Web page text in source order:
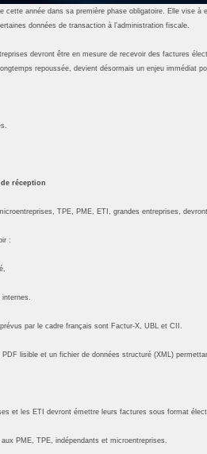
cette année dans sa première phase obligatoire. Elle vise
données de transaction à l’administration fiscale.​
devront être en mesure de recevoir des factures
repoussée, devient désormais un enjeu immédiat
réception
TPE, PME, ETI, grandes entreprises,
:
par le cadre français sont Factur‑X, UBL et CII.​
lisible et un fichier de données structuré (XML)
et les ETI devront émettre leurs factures sous format
aux PME, TPE, indépendants et microentreprises.